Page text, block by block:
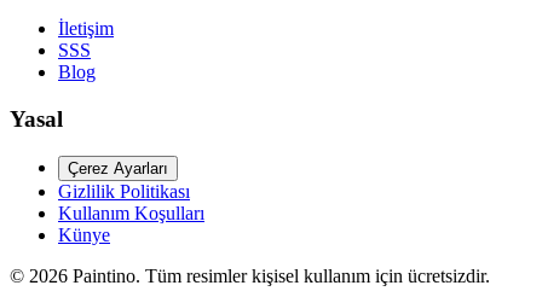
İletişim
SSS
Blog
Yasal
Çerez Ayarları
Gizlilik Politikası
Kullanım Koşulları
Künye
© 2026 Paintino. Tüm resimler kişisel kullanım için ücretsizdir.